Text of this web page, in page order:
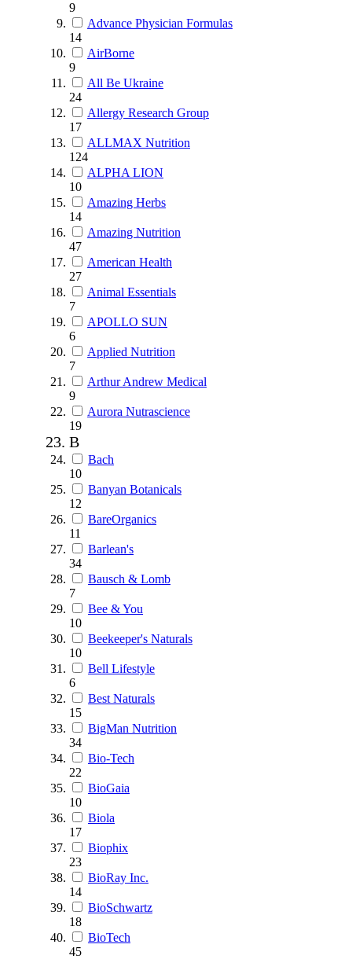
9
Advance Physician Formulas
14
AirBorne
9
All Be Ukraine
24
Allergy Research Group
17
ALLMAX Nutrition
124
ALPHA LION
10
Amazing Herbs
14
Amazing Nutrition
47
American Health
27
Animal Essentials
7
APOLLO SUN
6
Applied Nutrition
7
Arthur Andrew Medical
9
Aurora Nutrascience
19
B
Bach
10
Banyan Botanicals
12
BareOrganics
11
Barlean's
34
Bausch & Lomb
7
Bee & You
10
Beekeeper's Naturals
10
Bell Lifestyle
6
Best Naturals
15
BigMan Nutrition
34
Bio-Tech
22
BioGaia
10
Biola
17
Biophix
23
BioRay Inc.
14
BioSchwartz
18
BioTech
45